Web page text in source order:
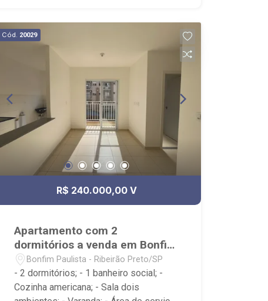
Cód. 20029
R$ 240.000,00 V
Apartamento com 2
dormitórios a venda em Bonfim
Paulista
Bonfim Paulista - Ribeirão Preto/SP
- 2 dormitórios; - 1 banheiro social; -
Cozinha americana; - Sala dois